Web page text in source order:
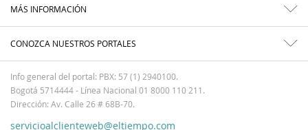
MÁS INFORMACIÓN
CONOZCA NUESTROS PORTALES
Info general del portal: PBX: 57 (1) 2940100.
Bogotá 5714444 - Línea Nacional 01 8000 110 211.
Dirección: Av. Calle 26 # 68B-70.
servicioalclienteweb@eltiempo.com